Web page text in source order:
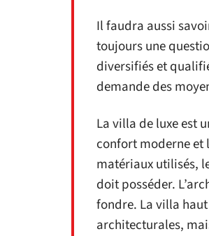
Il faudra aussi
toujours une
diversifiés et
demande des
La villa de luxe est
confort moderne et
matériaux utilisés,
doit posséder.
fondre. La villa
architecturales,